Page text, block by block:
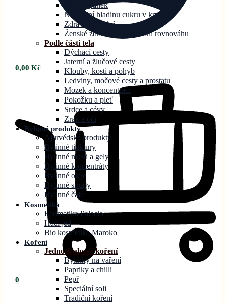
0,00 Kč
0
Klid a spánek
Normální hladinu cukru v krvi
Zdravé zažívání
Ženské zdraví a hormonální rovnováhu
Podle části tela
Dýchací cesty
Jaterní a žlučové cesty
Klouby, kosti a pohyb
Ledviny, močové cesty a prostatu
Mozek a koncentraci
Pokožku a pleť
Srdce a cévy
Zrak a oči
Bylinné produkty
Ajurvédské produkty
Bylinné tinktury
Bylinné masti a gely
Bylinné koncentráty
Bylinné oleje
Bylinné sirupy
Bylinné čaje
Kosmetika
Kosmetika Palacio
Hadí jed
Bio kosmetika Maroko
Koření
Jednodruhové koření
Bylinky na vaření
Papriky a chilli
Pepř
Speciální soli
Tradiční koření